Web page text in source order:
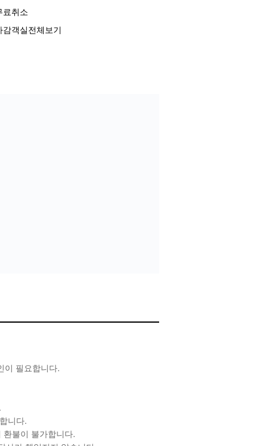
료취소
감객실전체보기
이 필요합니다.
니다.
불이 불가합니다.